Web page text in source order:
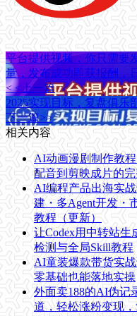
平台提供视频，你只需要
量，发布成功即获报酬，
< <上一篇
2025实现目标，复盘俱乐
下一篇>>
相关内容
AI动画漫剧制作教
配音到剪映成片的
AI编程产品出海实
建・多Agent开发・
教程（更新）
让Codex用中转站生
检测与全局Skill教程
AI童装爆款带货实
零基础也能落地实操
外面卖188的AI伪记
道，轻松涨粉变现